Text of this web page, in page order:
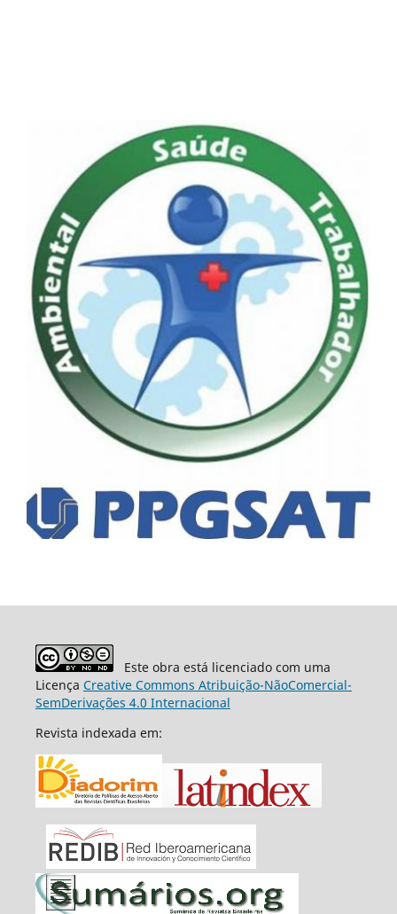
Este obra está licenciado com uma
Licença Creative Commons Atribuição-NãoComercial-
SemDerivações 4.0 Internacional
Revista indexada em: